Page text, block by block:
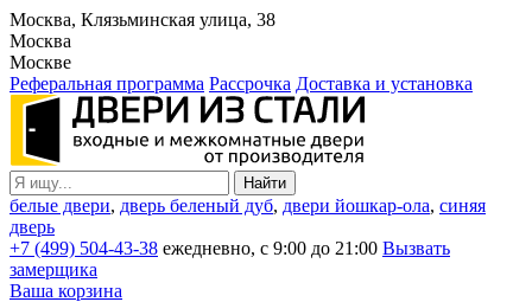
Москва, Клязьминская улица, 38
Москва
Москве
Реферальная программа Рассрочка Доставка и установка
белые двери, дверь беленый дуб, двери йошкар-ола, синяя
дверь
+7 (499) 504-43-38 ежедневно, с 9:00 до 21:00 Вызвать
замерщика
Ваша корзина